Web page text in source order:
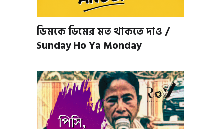
ডিমকে ডিমের মত থাকতে দাও /
Sunday Ho Ya Monday